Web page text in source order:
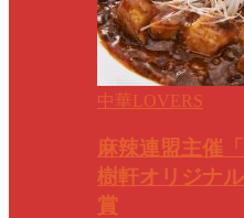
中華LOVERS
麻辣連盟主催
樹軒オリジナ
賞